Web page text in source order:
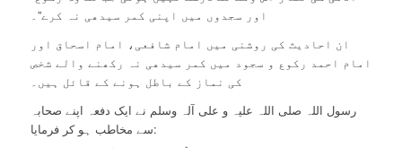
اور سجدوں میں اپنی کمر سیدھی نہ کرے”۔
ان احادیث کی روشنی میں امام شافعی، امام اسحاق اور
امام احمد رکوع و سجود میں کمر سیدھی نہ رکھنے والے شخص
کی نماز کے باطل ہونے کے قائل ہیں۔
رسول اللہ صلی اللہ علیہ و علی آلہ وسلم نے ایک دفعہ اپنے صحابہ
سے مخاطب ہو کر فرمایا: